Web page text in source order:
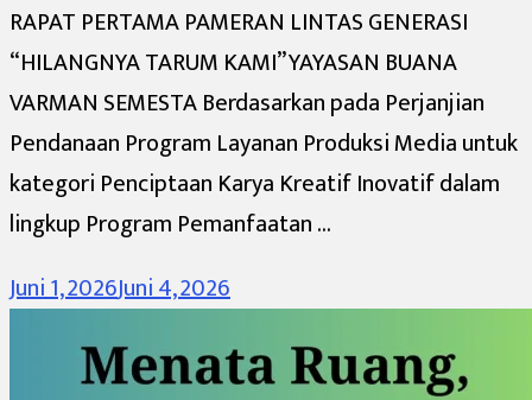
RAPAT PERTAMA PAMERAN LINTAS GENERASI
“HILANGNYA TARUM KAMI” YAYASAN BUANA
VARMAN SEMESTA Berdasarkan pada Perjanjian
Pendanaan Program Layanan Produksi Media untuk
kategori Penciptaan Karya Kreatif Inovatif dalam
lingkup Program Pemanfaatan …
Juni 1, 2026Juni 4, 2026